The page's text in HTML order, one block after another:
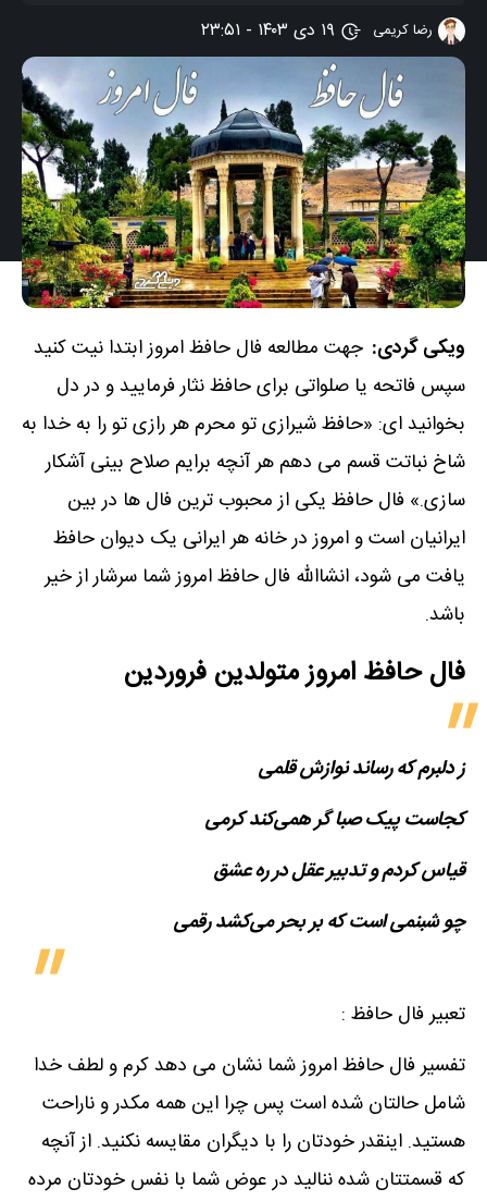
رضا کریمی
۱۹ دی ۱۴۰۳ - ۲۳:۵۱
ویکی گردی: جهت مطالعه فال حافظ امروز ابتدا نیت کنید
سپس فاتحه یا صلواتی برای حافظ نثار فرمایید و در دل
بخوانید ای: «حافظ شیرازی تو محرم هر رازی تو را به خدا به
شاخ نباتت قسم می دهم هر آنچه برایم صلاح بینی آشکار
سازی.» فال حافظ یکی از محبوب ترین فال ها در بین
ایرانیان است و امروز در خانه هر ایرانی یک دیوان حافظ
یافت می شود، انشاالله فال حافظ امروز شما سرشار از خیر
باشد.
فال حافظ امروز متولدین‌ فروردین
ز دلبرم که رساند نوازش قلمی
کجاست پیک صبا گر همی‌کند کرمی
قیاس کردم و تدبیر عقل در ره عشق
چو شبنمی است که بر بحر می‌کشد رقمی
تعبیر فال حافظ :
تفسیر فال حافظ امروز شما نشان می دهد کرم و لطف خدا
شامل حالتان شده است پس چرا این همه مکدر و ناراحت
هستید. اینقدر خودتان را با دیگران مقایسه نکنید. از آنچه
که قسمتتان شده ننالید در عوض شما با نفس خودتان مرده